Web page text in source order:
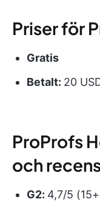
Priser för
Gratis
Betalt: 20
ProProfs
och
G2: 4,7/5